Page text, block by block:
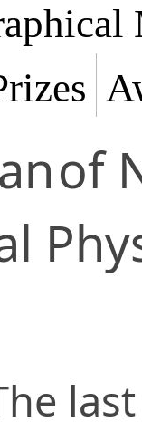
of